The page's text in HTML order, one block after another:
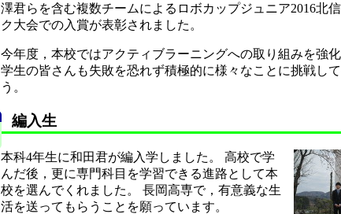
澤君らを含む複数チームによるロボカップジュニア2016北
ク大会での入賞が表彰されました。
今年度，本校ではアクティブラーニングへの取り組みを強化
学生の皆さんも失敗を恐れず積極的に様々なことに挑戦し
う。
編入生
本科4年生に和田君が編入学しました。 高校で学
んだ後，更に専門科目を学習できる進路として本
校を選んでくれました。 長岡高専で，有意義な生
活を送ってもらうことを願っています。